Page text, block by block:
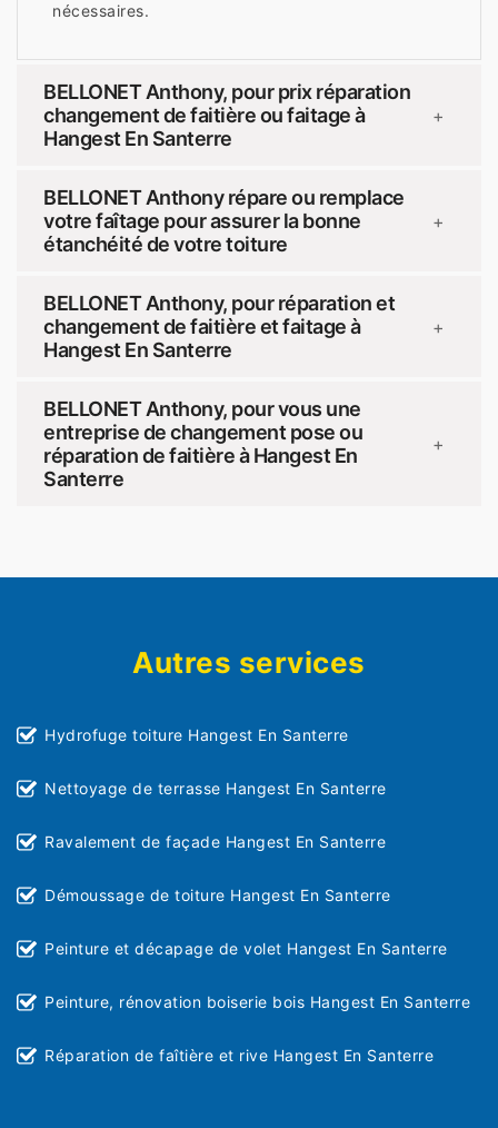
nécessaires.
BELLONET Anthony, pour prix réparation
changement de faitière ou faitage à
Hangest En Santerre
+
BELLONET Anthony répare ou remplace
votre faîtage pour assurer la bonne
étanchéité de votre toiture
+
BELLONET Anthony, pour réparation et
changement de faitière et faitage à
Hangest En Santerre
+
BELLONET Anthony, pour vous une
entreprise de changement pose ou
réparation de faitière à Hangest En
Santerre
+
Autres services
Hydrofuge toiture Hangest En Santerre
Nettoyage de terrasse Hangest En Santerre
Ravalement de façade Hangest En Santerre
Démoussage de toiture Hangest En Santerre
Peinture et décapage de volet Hangest En Santerre
Peinture, rénovation boiserie bois Hangest En Santerre
Réparation de faîtière et rive Hangest En Santerre